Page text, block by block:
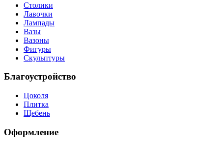
Столики
Лавочки
Лампады
Вазы
Вазоны
Фигуры
Скульптуры
Благоустройство
Цоколя
Плитка
Щебень
Оформление